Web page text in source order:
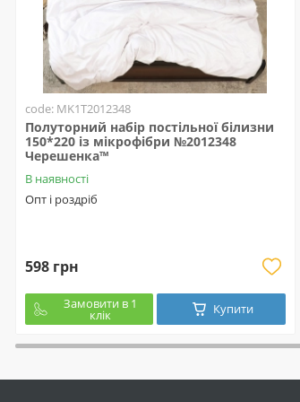
code: MK1T2012348
Полуторний набір постільної білизни
150*220 із мікрофібри №2012348
Черешенка™
В наявності
Опт і роздріб
598 грн
Замовити в 1
клік Купити